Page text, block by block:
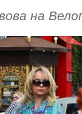
на